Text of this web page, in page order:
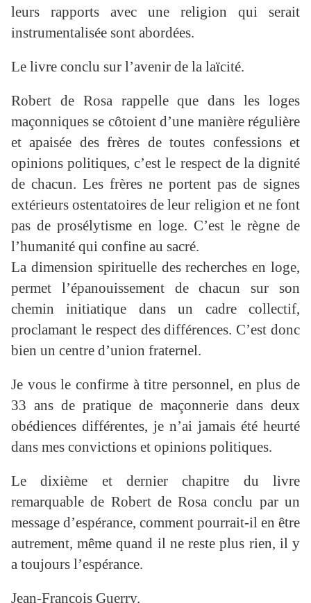
leurs rapports avec une religion qui serait
instrumentalisée sont abordées.
Le livre conclu sur l’avenir de la laïcité.
Robert de Rosa rappelle que dans les loges
maçonniques se côtoient d’une manière régulière
et apaisée des frères de toutes confessions et
opinions politiques, c’est le respect de la dignité
de chacun. Les frères ne portent pas de signes
extérieurs ostentatoires de leur religion et ne font
pas de prosélytisme en loge. C’est le règne de
l’humanité qui confine au sacré.
La dimension spirituelle des recherches en loge,
permet l’épanouissement de chacun sur son
chemin initiatique dans un cadre collectif,
proclamant le respect des différences. C’est donc
bien un centre d’union fraternel.
Je vous le confirme à titre personnel, en plus de
33 ans de pratique de maçonnerie dans deux
obédiences différentes, je n’ai jamais été heurté
dans mes convictions et opinions politiques.
Le dixième et dernier chapitre du livre
remarquable de Robert de Rosa conclu par un
message d’espérance, comment pourrait-il en être
autrement, même quand il ne reste plus rien, il y
a toujours l’espérance.
Jean-François Guerry.